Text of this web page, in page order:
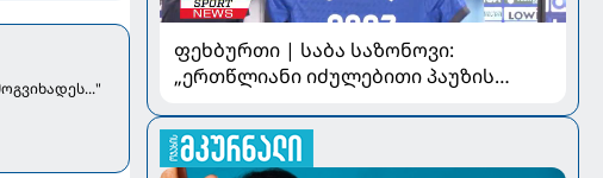
ფეხბურთი | საბა საზონოვი:
„ერთწლიანი იძულებითი პაუზის
მნიშვნელოვანია“